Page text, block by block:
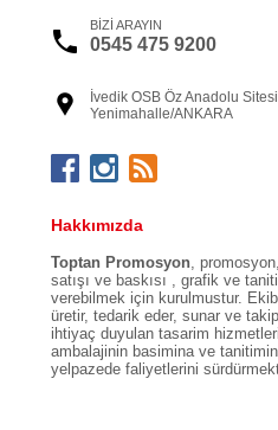
BİZİ ARAYIN
0545 475 9200
İvedik OSB Öz Anadolu
Yenimahalle/ANKARA
Hakkımızda
Toptan Promosyon,
satışı ve baskısı , grafik ve
verebilmek için kurulmustur.
üretir, tedarik eder, sunar ve
ihtiyaç duyulan tasarim
ambalajinin basimina ve
yelpazede faliyetlerini